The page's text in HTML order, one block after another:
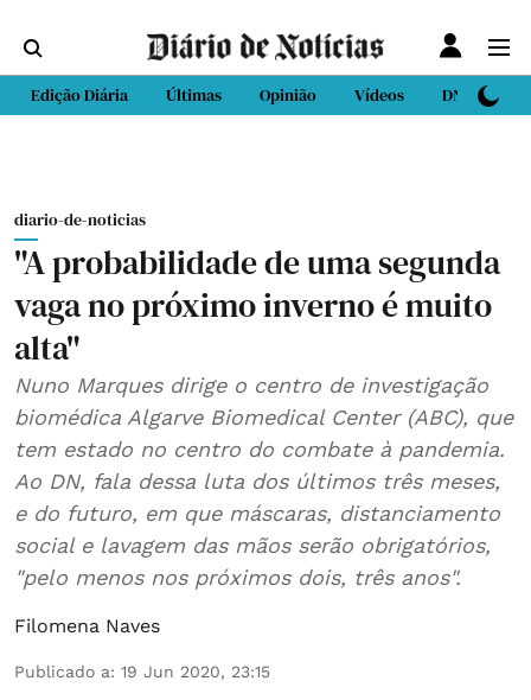
Edição Diária Últimas Opinião Vídeos DN Sport
diario-de-noticias
"A probabilidade de uma segunda
vaga no próximo inverno é muito
alta"
Nuno Marques dirige o centro de investigação
biomédica Algarve Biomedical Center (ABC), que
tem estado no centro do combate à pandemia.
Ao DN, fala dessa luta dos últimos três meses,
e do futuro, em que máscaras, distanciamento
social e lavagem das mãos serão obrigatórios,
"pelo menos nos próximos dois, três anos".
Filomena Naves
Publicado a: 19 Jun 2020, 23:15